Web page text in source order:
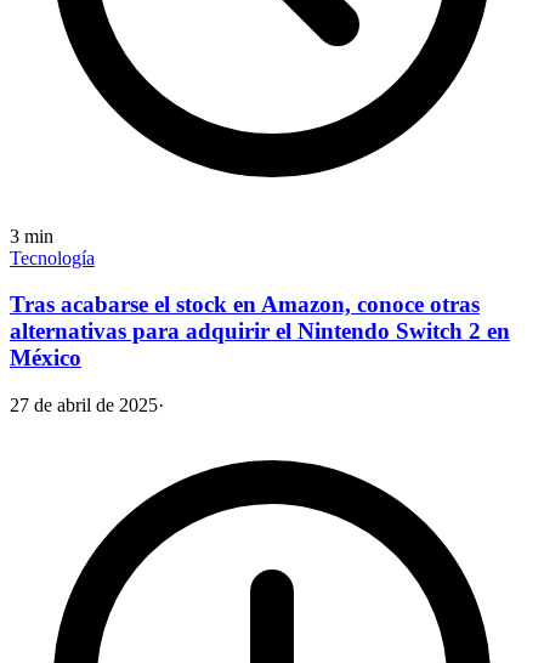
3 min
Tecnología
Tras acabarse el stock en Amazon, conoce otras
alternativas para adquirir el Nintendo Switch 2 en
México
27 de abril de 2025·